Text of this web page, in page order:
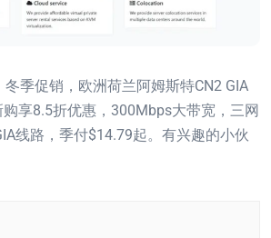
冬季促销，欧洲荷兰阿姆斯特CN2 GIA
享8.5折优惠，300Mbps大带宽，三网
线路，季付$14.79起。有兴趣的小伙